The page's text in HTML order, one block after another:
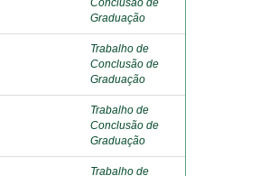
Graduação
Trabalho de
Conclusão de
Graduação
Trabalho de
Conclusão de
Graduação
Trabalho de